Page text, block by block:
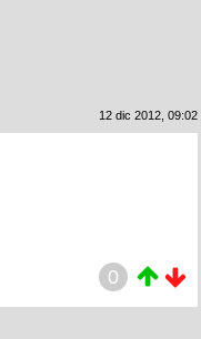
12 dic 2012, 09:02
0